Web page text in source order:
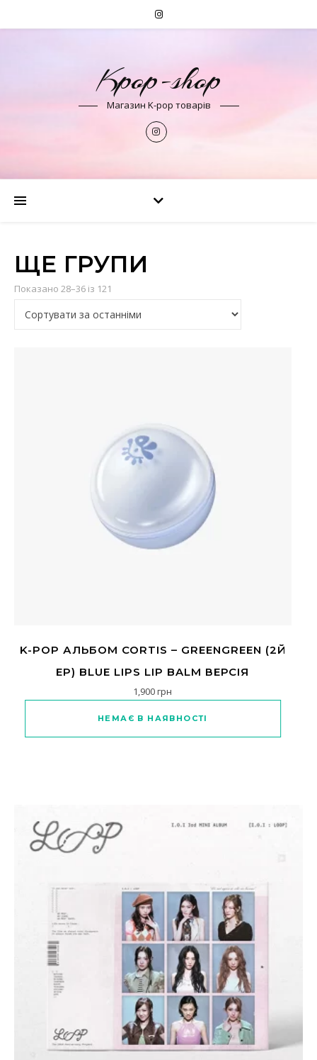
Kpop-shop
Магазин K-pop товарів
ЩЕ ГРУПИ
Показано 28–36 із 121
K-POP АЛЬБОМ CORTIS – GREENGREEN (2Й
EP) BLUE LIPS LIP BALM ВЕРСІЯ
1,900грн
НЕМАЄ В НАЯВНОСТІ